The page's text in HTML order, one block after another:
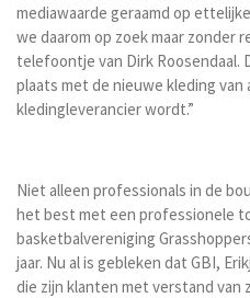
mediawaarde geraamd op
we daarom op zoek maar zonder
telefoontje van Dirk
plaats met de nieuwe kleding
kledingleverancier wordt.”
Niet alleen professionals in de
het best met een professionele
basketbalvereniging
jaar. Nu al is gebleken dat GBI,
die zijn klanten met verstand van